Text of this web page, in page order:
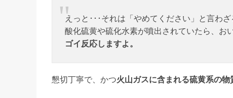
えっと･･･それは「やめてください」と言わ
酸化硫黄や硫化水素が噴出されていたら、お
ゴイ反応しますよ。
懇切丁寧で、かつ火山ガスに含まれる硫黄系の